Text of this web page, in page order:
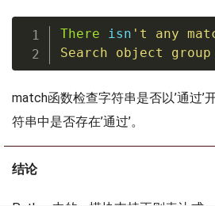
There isn 't any
Search object group
match函数检查字符串是否以’通过’
符串中是否存在’通过’。
结论